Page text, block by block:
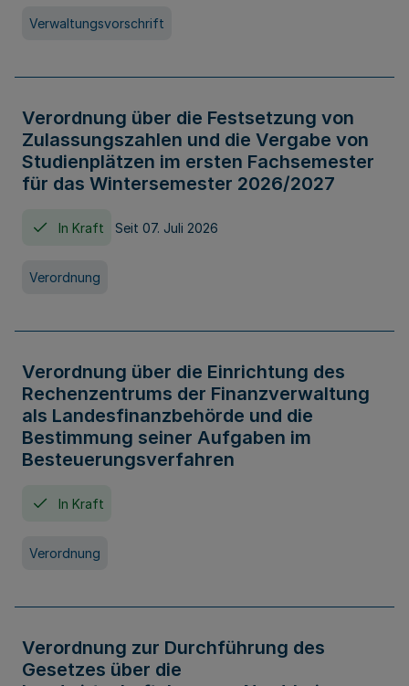
Verwaltungsvorschrift
Verordnung über die Festsetzung von
Zulassungszahlen und die Vergabe von
Studienplätzen im ersten Fachsemester
für das Wintersemester 2026/2027
In Kraft Seit 07. Juli 2026
Verordnung
Verordnung über die Einrichtung des
Rechenzentrums der Finanzverwaltung
als Landesfinanzbehörde und die
Bestimmung seiner Aufgaben im
Besteuerungsverfahren
In Kraft
Verordnung
Verordnung zur Durchführung des
Gesetzes über die